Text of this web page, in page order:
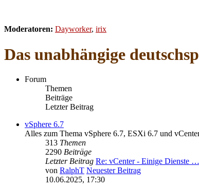
Moderatoren: Dayworker, irix
Das unabhängige
Forum
Themen
Beiträge
Letzter Beitrag
vSphere 6.7
Alles zum Thema vSphere 6.7, ESXi 6.7 und
313 Themen
2290 Beiträge
Letzter Beitrag Re: vCenter - Einige Dienste …
von RalphT Neuester Beitrag
10.06.2025, 17:30